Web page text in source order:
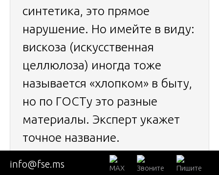
синтетика, это прямое
нарушение. Но имейте в виду:
вискоза (искусственная
целлюлоза) иногда тоже
называется «хлопком» в быту,
но по ГОСТу это разные
материалы. Эксперт укажет
точное название.
Трудность 3. Наличие
info@fse.ms